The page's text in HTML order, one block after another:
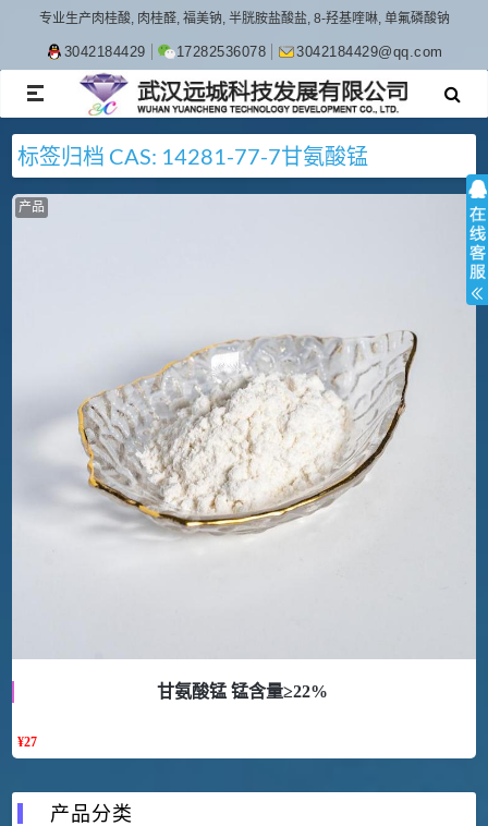
专业生产肉桂酸, 肉桂醛, 福美钠, 半胱胺盐酸盐, 8-羟基喹啉, 单氟磷酸钠
3042184429 17282536078 3042184429@qq.com
TOGGLE
NAVIGATION
标签归档 CAS: 14281-77-7甘氨酸锰
产品
甘氨酸锰 锰含量≥22%
¥27
产品分类